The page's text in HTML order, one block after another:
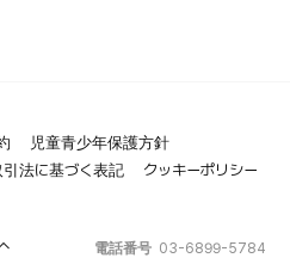
児童青少年保護方針
法に基づく表記
クッキーポリシー
電話番号 03-6899-5784